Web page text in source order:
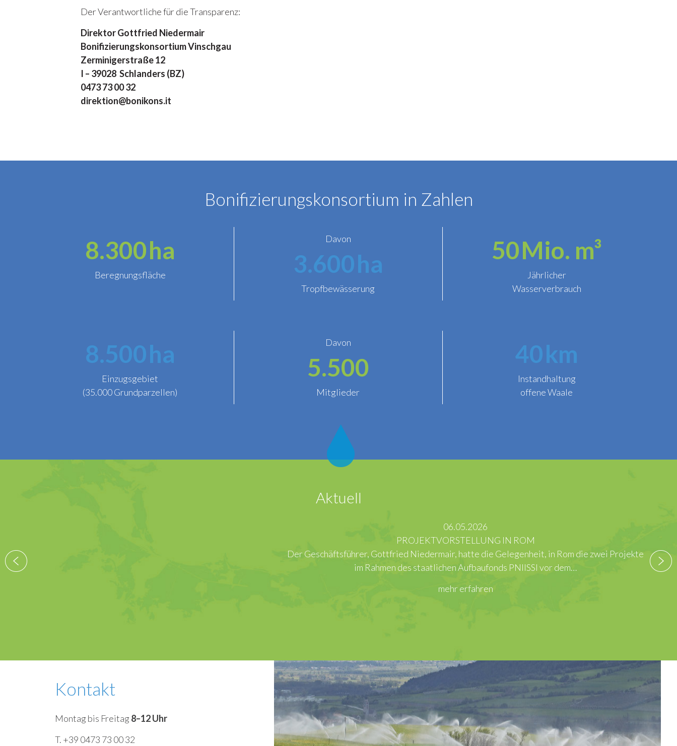
Der Verantwortliche für die Transparenz:
Direktor Gottfried Niedermair
Bonifizierungskonsortium Vinschgau
Zerminigerstraße 12
I – 39028 Schlanders (BZ)
0473 73 00 32
direktion@bonikons.it
Bonifizierungskonsortium in Zahlen
8.300ha
Beregnungsfläche
Davon
3.600ha
Tropfbewässerung
50Mio. m³
Jährlicher
Wasserverbrauch
8.500ha
Einzugsgebiet
(35.000 Grundparzellen)
Davon
5.500
Mitglieder
40km
Instandhaltung
offene Waale
Aktuell
PROJEKTVORSTELLUNG IN ROM
Der Geschäftsführer, Gottfried Niedermair, hatte die Gelegenheit, in Rom die zwei Projekte
im Rahmen des staatlichen Aufbaufonds PNIISSI vor dem…
Kontakt
Montag bis Freitag 8–12 Uhr
T. +39 0473 73 00 32